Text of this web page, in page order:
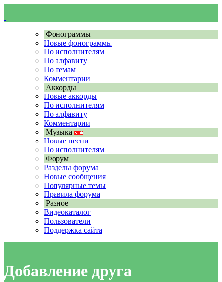
Фонограммы
Новые фонограммы
По исполнителям
По алфавиту
По темам
Комментарии
Аккорды
Новые аккорды
По исполнителям
По алфавиту
Комментарии
Музыка
Новые песни
По исполнителям
Форум
Разделы форума
Новые сообщения
Популярные темы
Правила форума
Разное
Видеокаталог
Пользователи
Поддержка сайта
Добавление друга